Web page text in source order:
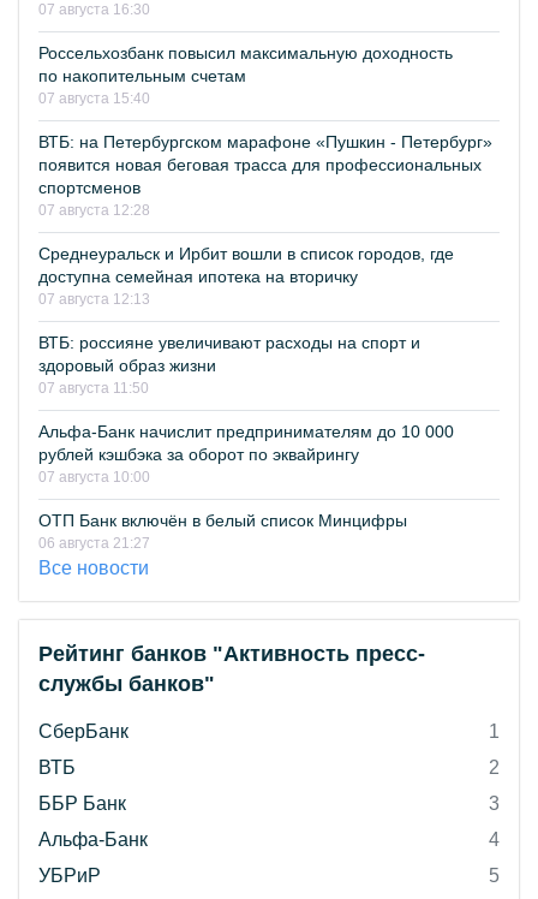
07 августа 16:30
Россельхозбанк повысил максимальную доходность
по накопительным счетам
07 августа 15:40
ВТБ: на Петербургском марафоне «Пушкин - Петербург»
появится новая беговая трасса для профессиональных
спортсменов
07 августа 12:28
Среднеуральск и Ирбит вошли в список городов, где
доступна семейная ипотека на вторичку
07 августа 12:13
ВТБ: россияне увеличивают расходы на спорт и
здоровый образ жизни
07 августа 11:50
Альфа-Банк начислит предпринимателям до 10 000
рублей кэшбэка за оборот по эквайрингу
07 августа 10:00
ОТП Банк включён в белый список Минцифры
06 августа 21:27
Все новости
Рейтинг банков "Активность пресс-
службы банков"
СберБанк
1
ВТБ
2
ББР Банк
3
Альфа-Банк
4
УБРиР
5